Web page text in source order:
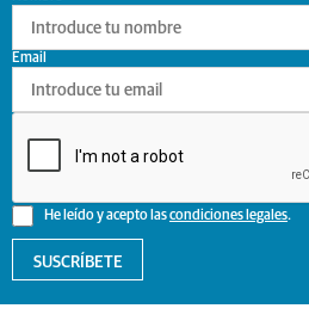
He leído y acepto lascondiciones legales.
Email
SUSCRÍBETE